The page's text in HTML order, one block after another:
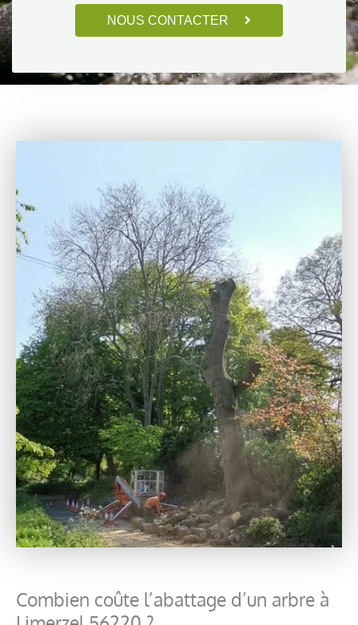
NOUS CONTACTER
Combien coûte l’abattage d’un arbre à